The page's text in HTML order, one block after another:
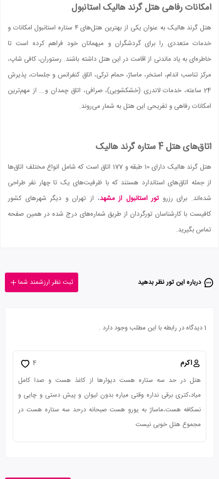
امکانات رفاهی هتل گرند هالیک استانبول
هتل گرند هالیک به عنوان یکی از بهترین هتل‌های ۴ ستاره استانبول امکانات و
خدمات متعددی را برای گردشگران و میهمانان خود فراهم کرده است تا
خاطره‌ای به یاد ماندنی از اقامت در این هتل داشته باشند. رستوران، کافی شاپ،
مرکز تناسب اندام، استخر، ماساژ، حمام ترکی، اتاق کنفرانس و جلسات، پذیرش
24 ساعته، خدمات لاندری (خشکشویی)، صرافی، اتاق چمدان و... از مهم‌ترین
امکانات رفاهی و تفریحی این هتل به شمار می‌روند.
اتاق‌های هتل 4 ستاره گرند هالیک
هتل گرند هالیک دارای 10 طبقه و 177 اتاق است که شامل انواع مختلف اتاق‌ها
از جمله اتاق‌های استاندارد هستند که با ظرفیت‌های یک تا چهار نفر طراحی
شده‌اند. برای رزروتور استانبول از مشهد، از تهران و دیگر شهرهای کشور
کافیست با کارشناسان تورگردان از طریق شماره‌های درج شده در همین صفحه
تماس بگیرید.
درباره این تور‌ نظر بدهید ثبت نظر ارزشمند شما
1 دیدگاه در رابطه با این مطلب وجود دارد .
اکرم
هتل در حد سه ستاره هست دیوارها از کاغذ هست و صدا کامل
میاد،کتری برقی نداره وقتی میاره بدون لیوان و پیش دستی و چایی و
نسکافه هست،ماساژ به یورو هست صبحانه درحد سه ستاره هست در
مجموع هتل خوبی نیست
4